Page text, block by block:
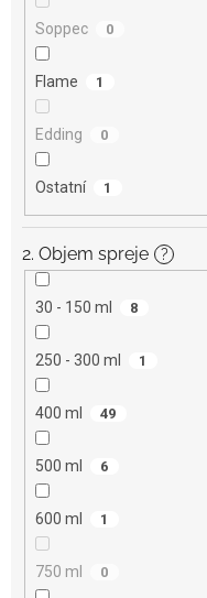
Soppec 0
Flame 1
Edding 0
Ostatní 1
2. Objem spreje ?
30 - 150 ml 8
250 - 300 ml 1
400 ml 49
500 ml 6
600 ml 1
750 ml 0